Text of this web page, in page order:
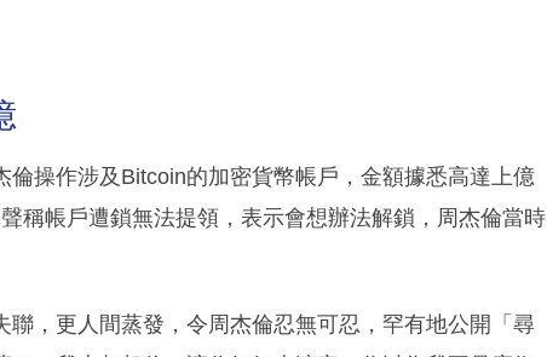
操作涉及Bitcoin的加密貨幣帳戶，金額據悉高達上億
稱帳戶遭鎖無法提領，表示會想辦法解鎖，周杰倫當時
，更人間蒸發，令周杰倫忍無可忍，罕有地公開「尋